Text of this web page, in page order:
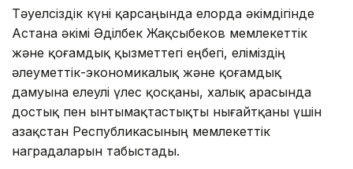
Тәуелсіздік күні қарсаңында елорда әкімдігінде
Астана әкімі Әділбек Жақсыбеков мемлекеттік
және қоғамдық қызметтегі еңбегі, еліміздің
әлеуметтік-экономикалық және қоғамдық
дамуына елеулі үлес қосқаны, халық арасында
достық пен ынтымақтастықты нығайтқаны үшін
Қазақстан Республикасының мемлекеттік
наградаларын табыстады.